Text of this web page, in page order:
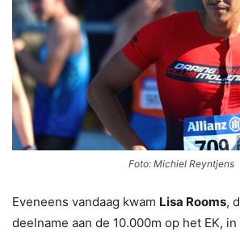
Foto: Michiel Reyntjens
Eveneens vandaag kwam Lisa Rooms,
deelname aan de 10.000m op het EK,